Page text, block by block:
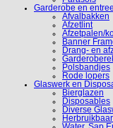
Garderobe en entree
Afvalbakken
Afzetlint
Afzetpalen/
Banner
Drang- en
Polsbandjes
Rode lopers
Glaswerk en
Bierglazen
Disposables
Diverse